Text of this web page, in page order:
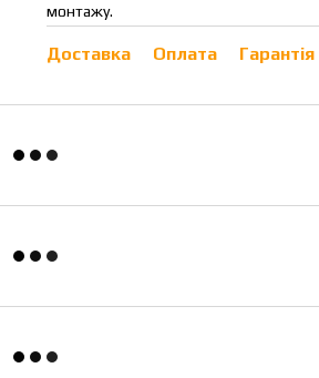
монтажу.
Доставка Оплата Гарантія